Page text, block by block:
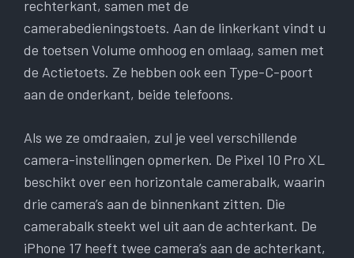
rechterkant, samen met de
camerabedieningstoets. Aan de linkerkant vindt u
de toetsen Volume omhoog en omlaag, samen met
de Actietoets. Ze hebben ook een Type-C-poort
aan de onderkant, beide telefoons.
Als we ze omdraaien, zul je veel verschillende
camera-instellingen opmerken. De Pixel 10 Pro XL
beschikt over een horizontale camerabalk, waarin
drie camera’s aan de binnenkant zitten. Die
camerabalk steekt wel uit aan de achterkant. De
iPhone 17 heeft twee camera’s aan de achterkant,